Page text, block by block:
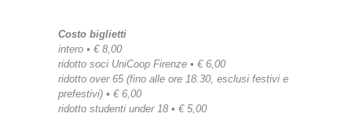
Costo biglietti
intero • € 8,00
ridotto soci UniCoop Firenze • € 6,00
ridotto over 65 (fino alle ore 18.30, esclusi festivi e
prefestivi) • € 6,00
ridotto studenti under 18 • € 5,00